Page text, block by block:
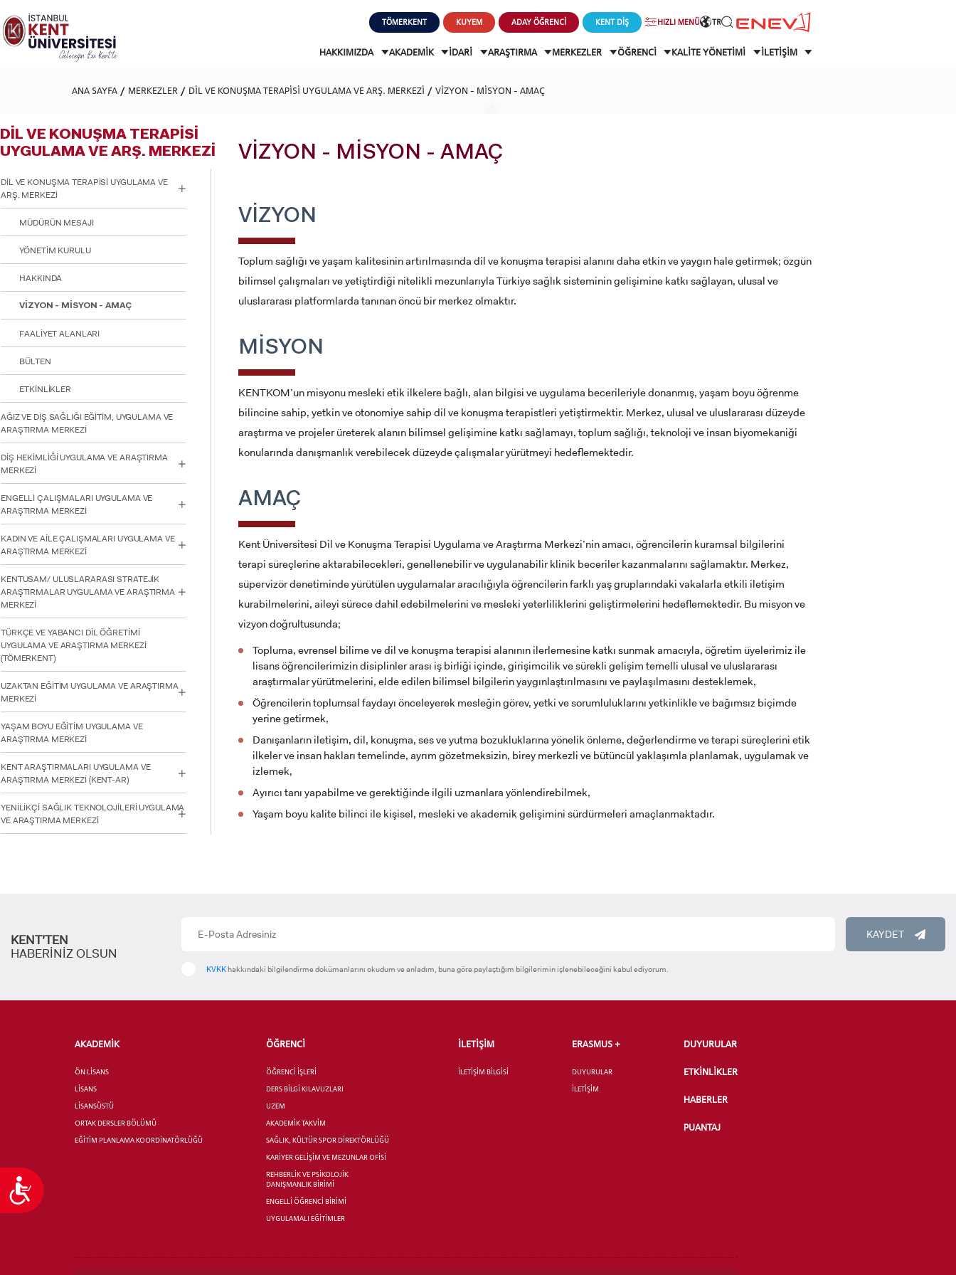
dikkat:
Bu
web
sitesini,
ekran
görme
engellilere
göre
ayarlamak
için
Control-
F11'e
basın;
menüsünü
Control-
basın.
Ulaşılabilirlik
ADAY ÖĞRENCİ
INTERNATIONAL
STUDENT
LİSANSÜSTÜ EĞİTİM
ÖNLİSANS ve
TÖMERKENT KUYEM ADAY ÖĞRENCİ KENT DİŞ HIZLI MENÜ TR
HAKKIMIZDA AKADEMİK İDARİ ARAŞTIRMA MERKEZLER ÖĞRENCİ KALİTE YÖNETİMİ İLETİŞİM
ANA SAYFA MERKEZLER DİL VE KONUŞMA TERAPİSİ UYGULAMA VE ARŞ. MERKEZİ VİZYON - MİSYON - AMAÇ
DİL VE KONUŞMA TERAPİSİ
UYGULAMA VE ARŞ. MERKEZİ
DİL VE KONUŞMA TERAPİSİ UYGULAMA VE
ARŞ. MERKEZİ
MÜDÜRÜN MESAJI
YÖNETİM KURULU
HAKKINDA
VİZYON - MİSYON - AMAÇ
FAALİYET ALANLARI
BÜLTEN
ETKİNLİKLER
AĞIZ VE DİŞ SAĞLIĞI EĞİTİM, UYGULAMA VE
ARAŞTIRMA MERKEZİ
DİŞ HEKİMLİĞİ UYGULAMA VE ARAŞTIRMA
MERKEZİ
ENGELLİ ÇALIŞMALARI UYGULAMA VE
ARAŞTIRMA MERKEZİ
KADIN VE AİLE ÇALIŞMALARI UYGULAMA VE
ARAŞTIRMA MERKEZİ
KENTUSAM/ ULUSLARARASI STRATEJİK
ARAŞTIRMALAR UYGULAMA VE ARAŞTIRMA
MERKEZİ
TÜRKÇE VE YABANCI DİL ÖĞRETİMİ
UYGULAMA VE ARAŞTIRMA MERKEZİ
(TÖMERKENT)
UZAKTAN EĞİTİM UYGULAMA VE ARAŞTIRMA
MERKEZİ
YAŞAM BOYU EĞİTİM UYGULAMA VE
ARAŞTIRMA MERKEZİ
KENT ARAŞTIRMALARI UYGULAMA VE
ARAŞTIRMA MERKEZİ (KENT-AR)
YENİLİKÇİ SAĞLIK TEKNOLOJİLERİ UYGULAMA
VE ARAŞTIRMA MERKEZİ
VİZYON - MİSYON - AMAÇ
VİZYON
Toplum sağlığı ve yaşam kalitesinin artırılmasında dil ve konuşma terapisi alanını daha etkin ve yaygın hale getirmek; özgün
bilimsel çalışmaları ve yetiştirdiği nitelikli mezunlarıyla Türkiye sağlık sisteminin gelişimine katkı sağlayan, ulusal ve
uluslararası platformlarda tanınan öncü bir merkez olmaktır.
MİSYON
KENTKOM’un misyonu mesleki etik ilkelere bağlı, alan bilgisi ve uygulama becerileriyle donanmış, yaşam boyu öğrenme
bilincine sahip, yetkin ve otonomiye sahip dil ve konuşma terapistleri yetiştirmektir. Merkez, ulusal ve uluslararası düzeyde
araştırma ve projeler üreterek alanın bilimsel gelişimine katkı sağlamayı, toplum sağlığı, teknoloji ve insan biyomekaniği
konularında danışmanlık verebilecek düzeyde çalışmalar yürütmeyi hedeflemektedir.
AMAÇ
Kent Üniversitesi Dil ve Konuşma Terapisi Uygulama ve Araştırma Merkezi’nin amacı, öğrencilerin kuramsal bilgilerini
terapi süreçlerine aktarabilecekleri, genellenebilir ve uygulanabilir klinik beceriler kazanmalarını sağlamaktır. Merkez,
süpervizör denetiminde yürütülen uygulamalar aracılığıyla öğrencilerin farklı yaş gruplarındaki vakalarla etkili iletişim
kurabilmelerini, aileyi sürece dahil edebilmelerini ve mesleki yeterliliklerini geliştirmelerini hedeflemektedir. Bu misyon ve
vizyon doğrultusunda;
Topluma, evrensel bilime ve dil ve konuşma terapisi alanının ilerlemesine katkı sunmak amacıyla, öğretim üyelerimiz ile
lisans öğrencilerimizin disiplinler arası iş birliği içinde, girişimcilik ve sürekli gelişim temelli ulusal ve uluslararası
araştırmalar yürütmelerini, elde edilen bilimsel bilgilerin yaygınlaştırılmasını ve paylaşılmasını desteklemek,
Öğrencilerin toplumsal faydayı önceleyerek mesleğin görev, yetki ve sorumluluklarını yetkinlikle ve bağımsız biçimde
yerine getirmek,
Danışanların iletişim, dil, konuşma, ses ve yutma bozukluklarına yönelik önleme, değerlendirme ve terapi süreçlerini etik
ilkeler ve insan hakları temelinde, ayrım gözetmeksizin, birey merkezli ve bütüncül yaklaşımla planlamak, uygulamak ve
izlemek,
Ayırıcı tanı yapabilme ve gerektiğinde ilgili uzmanlara yönlendirebilmek,
Yaşam boyu kalite bilinci ile kişisel, mesleki ve akademik gelişimini sürdürmeleri amaçlanmaktadır.
KENT’TEN
HABERİNİZ OLSUN
KAYDET
KVKK hakkındaki bilgilendirme dokümanlarını okudum ve anladım, buna göre paylaştığım bilgilerimin işlenebileceğini kabul ediyorum.
AKADEMİK
ÖN LİSANS
LİSANS
LİSANSÜSTÜ
ORTAK DERSLER BÖLÜMÜ
EĞİTİM PLANLAMA KOORDİNATÖRLÜĞÜ
ÖĞRENCİ
ÖĞRENCİ İŞLERİ
DERS BİLGİ KILAVUZLARI
UZEM
AKADEMİK TAKVİM
SAĞLIK, KÜLTÜR SPOR DİREKTÖRLÜĞÜ
KARİYER GELİŞİM VE MEZUNLAR OFİSİ
REHBERLİK VE PSİKOLOJİK
DANIŞMANLIK BİRİMİ
ENGELLİ ÖĞRENCİ BİRİMİ
UYGULAMALI EĞİTİMLER
İLETİŞİM
İLETİŞİM BİLGİSİ
ERASMUS +
DUYURULAR
İLETİŞİM
DUYURULAR
ETKİNLİKLER
HABERLER
PUANTAJ